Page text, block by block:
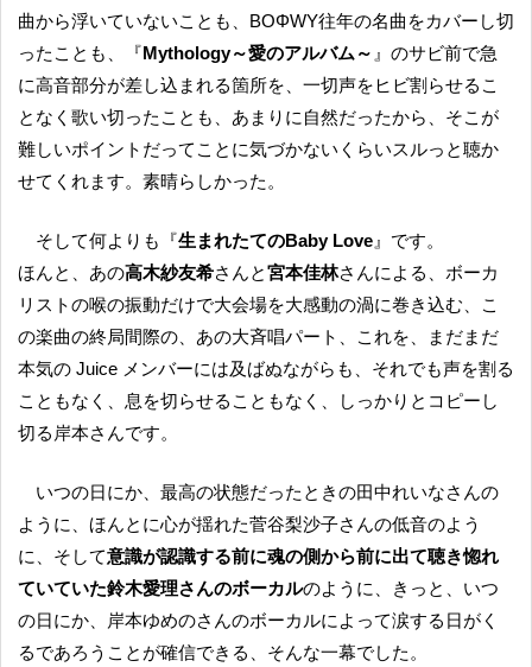
曲から浮いていないことも、BOΦWY往年の名曲をカバーし切
ったことも、『Mythology～愛のアルバム～ 』のサビ前で急
に高音部分が差し込まれる箇所を、一切声をヒビ割らせるこ
となく歌い切ったことも、あまりに自然だったから、そこが
難しいポイントだってことに気づかないくらいスルっと聴か
せてくれます。素晴らしかった。
そして何よりも『生まれたてのBaby Love 』です。
ほんと、あの高木紗友希さんと宮本佳林さんによる、ボーカ
リストの喉の振動だけで大会場を大感動の渦に巻き込む、こ
の楽曲の終局間際の、あの大斉唱パート、これを、まだまだ
本気の Juice メンバーには及ばぬながらも、それでも声を割る
こともなく、息を切らせることもなく、しっかりとコピーし
切る岸本さんです。
いつの日にか、最高の状態だったときの田中れいなさんの
ように、ほんとに心が揺れた菅谷梨沙子さんの低音のよう
に、そして意識が認識する前に魂の側から前に出て聴き惚れ
ていていた鈴木愛理さんのボーカルのように、きっと、いつ
の日にか、岸本ゆめのさんのボーカルによって涙する日がく
るであろうことが確信できる、そんな一幕でした。